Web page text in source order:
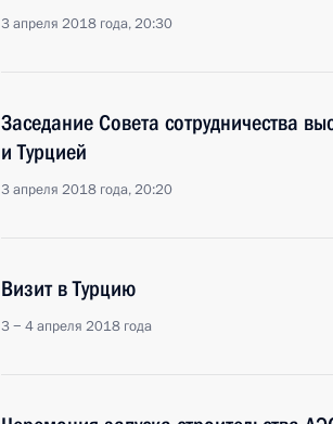
3 апреля 2018 года, 20:30
Заседание Совета сотрудничества
и Турцией
3 апреля 2018 года, 20:20
Визит в Турцию
3 − 4 апреля 2018 года